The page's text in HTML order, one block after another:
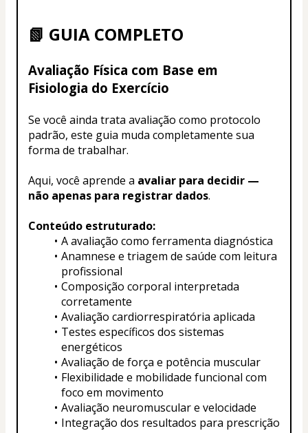
📗 GUIA COMPLETO
Avaliação Física com Base em
Fisiologia do Exercício
Se você ainda trata avaliação como protocolo
padrão, este guia muda completamente sua
forma de trabalhar.
Aqui, você aprende a avaliar para decidir —
não apenas para registrar dados.
Conteúdo estruturado:
A avaliação como ferramenta diagnóstica
Anamnese e triagem de saúde com leitura
profissional
Composição corporal interpretada
corretamente
Avaliação cardiorrespiratória aplicada
Testes específicos dos sistemas
energéticos
Avaliação de força e potência muscular
Flexibilidade e mobilidade funcional com
foco em movimento
Avaliação neuromuscular e velocidade
Integração dos resultados para prescrição